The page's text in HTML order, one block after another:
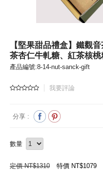
【堅果甜品禮盒】鐵觀
茶杏仁牛軋糖、紅茶核
產品編號:8-14-nut-sanck-gift
我要評論
分享 :
數量
定價 NT$1310 特價 NT$1079